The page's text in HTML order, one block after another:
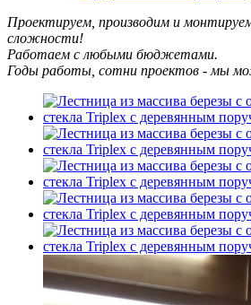
Проектируем, производим и
сложности!
Работаем с любыми бюджетами.
Годы работы, сотни проектов - мы